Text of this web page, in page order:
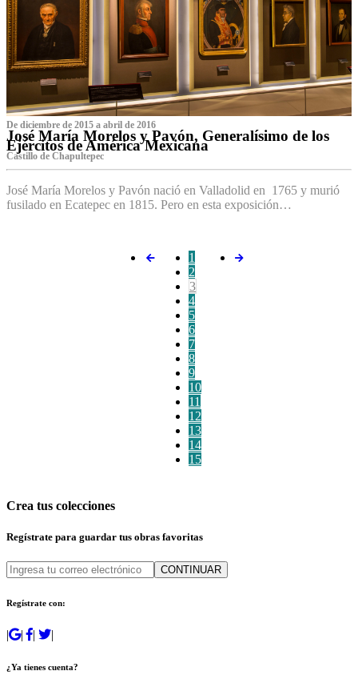
De diciembre de 2015 a abril de 2016
José María Morelos y Pavón, Generalísimo de los
Ejércitos de América Mexicana
C‌astillo de Chapultepec
José María Morelos y Pavón nació en Valladolid en 1765 y murió
fusilado en Ecatepec en 1815. Pero en esta exposición…
1
2
3
4
5
6
7
8
9
10
11
12
13
14
15
Crea tus colecciones
Regístrate para guardar tus obras favoritas
CONTINUAR
Regístrate con:
| | | |
¿Ya tienes cuenta?